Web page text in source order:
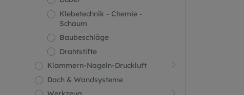
Klebetechnik - Chemie -
Schaum
Baubeschläge
Drahtstifte
Klammern-Nageln-Druckluft
Dach & Wandsysteme